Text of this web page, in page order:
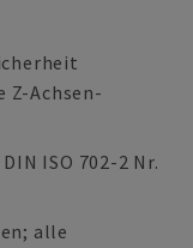
Z-Achsen-
ISO 702-2 Nr.
alle